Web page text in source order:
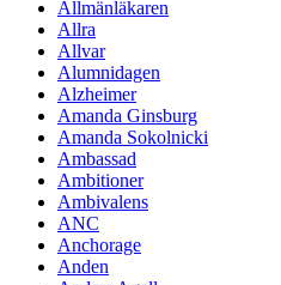
Allmänläkaren
Allra
Allvar
Alumnidagen
Alzheimer
Amanda Ginsburg
Amanda Sokolnicki
Ambassad
Ambitioner
Ambivalens
ANC
Anchorage
Anden